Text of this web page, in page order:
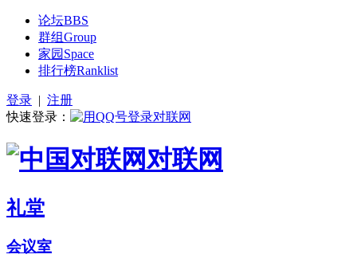
论坛BBS
群组Group
家园 Space
排行榜Ranklist
登录 | 注册
快速登录：
对联网
礼堂
会议室